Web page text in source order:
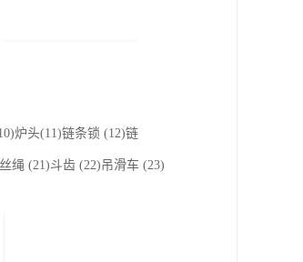
炉头(11)链条锁 (12)链
绳 (21)斗齿 (22)吊滑车 (23)